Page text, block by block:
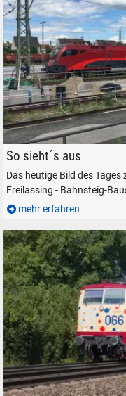
Ein Railjet der ÖBB am
So sieht´s aus
Das heutige Bild des
Freilassing - Bahnsteig-
mehr erfahren
SUCHEN
Durchsuchen
alles
Suche ...
suchen